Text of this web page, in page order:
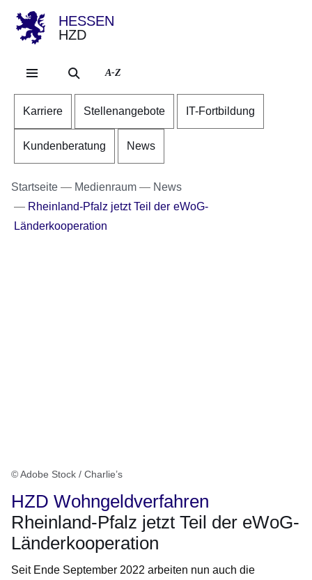
HESSEN
HZD
A-Z
Karriere Stellenangebote IT-Fortbildung
Kundenberatung News
Startseite Medienraum
News
Rheinland-Pfalz jetzt Teil der eWoG-
Länderkooperation
© Adobe Stock / Charlie’s
HZD Wohngeldverfahren
Rheinland-Pfalz jetzt Teil der eWoG-
Länderkooperation
Seit Ende September 2022 arbeiten nun auch die